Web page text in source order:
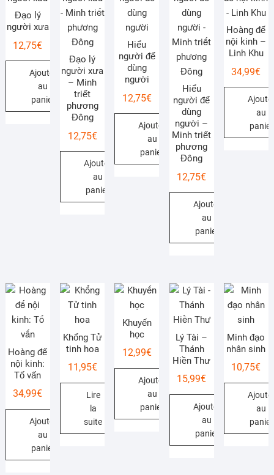
Đạo lý
người xưa
12,75€
Ajouter
au
panier
Đạo lý
người xưa
– Minh
triết
phương
Đông
12,75€
Ajouter
au
panier
Hiểu
người để
dùng
người
12,75€
Ajouter
au
panier
Hiểu
người để
dùng
người –
Minh triết
phương
Đông
12,75€
Ajouter
au
panier
Hoàng đế
nội kinh –
Linh Khu
34,99€
au
panier
Hoàng đế
nội kinh:
Tố vấn
34,99€
Ajouter
au
panier
Khổng Tử
tinh hoa
11,95€
Lire
la
suite
Khuyến
học
12,99€
Ajouter
au
panier
Lý Tài –
Thánh
Hiền Thư
15,99€
Ajouter
au
panier
Minh đạo
nhân sinh
10,75€
au
panier